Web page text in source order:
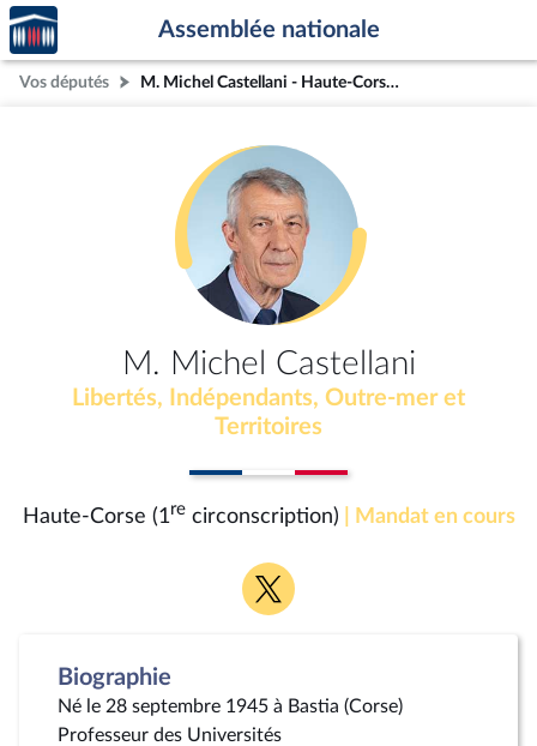
Aller au contenu
Aller en bas de la page
Accèder
à la
page
d'accueil
Assemblée nationale
Vos députés M. Michel Castellani - Haute-Corse (1re circonscription)
M. Michel Castellani
Libertés, Indépendants, Outre-mer et
Territoires
Haute-Corse (1recirconscription) | Mandat en cours
Voir
la
Biographie
Né le 28 septembre 1945 à Bastia (Corse)
Professeur des Universités